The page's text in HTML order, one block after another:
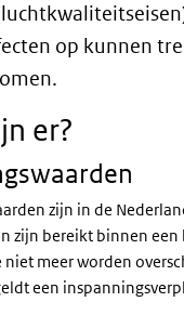
op kunnen
er?
zijn in de
zijn bereikt binnen
meer worden
een